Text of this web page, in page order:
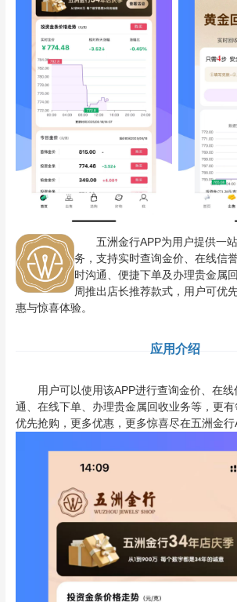
五洲金行APP为用户提供一站
务，支持实时查询金价、在线信
时沟通、便捷下单及办理贵金属
周推出店长推荐款式，用户可优
惠与惊喜体验。
应用介绍
用户可以使用该APP进行查询金价、在线
通、在线下单、办理贵金属回收业务等，更
优先抢购，更多优惠，更多惊喜尽在五洲金行